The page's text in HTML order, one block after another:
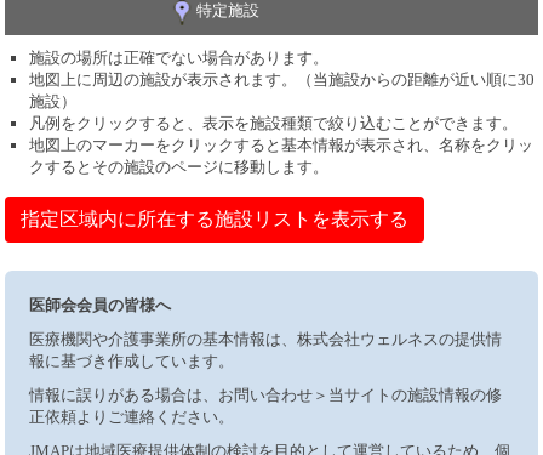
特定施設
施設の場所は正確でない場合があります。
地図上に周辺の施設が表示されます。（当施設からの距離が近い順に30
施設）
凡例をクリックすると、表示を施設種類で絞り込むことができます。
地図上のマーカーをクリックすると基本情報が表示され、名称をクリッ
クするとその施設のページに移動します。
指定区域内に所在する施設リストを表示する
医師会会員の皆様へ
医療機関や介護事業所の基本情報は、株式会社ウェルネスの提供情
報に基づき作成しています。
情報に誤りがある場合は、お問い合わせ＞当サイトの施設情報の修
正依頼よりご連絡ください。
JMAPは地域医療提供体制の検討を目的として運営しているため、個